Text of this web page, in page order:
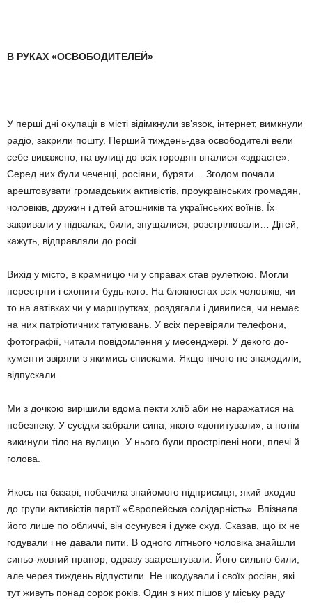
В РУКАХ «ОСВОБОДИТЕЛЕЙ»
У перші дні окупації в місті відім­кнули зв’язок, інтернет, вимкнули
радіо, закрили пошту. Перший тиж­день-два освободителі вели
себе виважено, на вулиці до всіх горо­дян віталися «здрасте».
Серед них були чеченці, росіяни, буряти… Зго­дом почали
арештовувати громад­ських активістів, проукраїн­ських громадян,
чоловіків, дружин і дітей атошників та українських воїнів. Їх
закривали у підвалах, били, зну­щалися, роз­стрі­лювали… Дітей,
кажуть, відправляли до росії.
Вихід у місто, в крам­ницю чи у справах став рулеткою. Могли
пере­стріти і схо­пи­ти будь-кого. На блок­постах всіх чоловіків, чи
то на ав­тівках чи у маршрутках, роздяга­ли і дивилися, чи немає
на них пат­ріотичних татую­вань. У всіх пере­віряли теле­фони,
фотографії, читали повідомлення у ме­сенджері. У декого до­
кументи звіряли з яки­­­­­­мись списками. Як­що нічого не зна­ходили,
відпускали.
Ми з дочкою виріши­ли вдома пекти хліб аби не наражатися на
не­без­пеку. У сусідки заб­ра­ли сина, якого «допи­тували», а потім
вики­нули тіло на вулицю. У нього були прострілені ноги, плечі й
голова.
Якось на базарі, по­ба­чила зна­йомого під­при­ємця, який входив
до групи активістів пар­тії «Євро­пейська солідарність». Впізнала
його лише по обличчі, він осунувся і дуже схуд. Сказав, що їх не
году­вали і не давали пити. В од­но­го літнього чоловіка знайшли
синьо-жовтий прапор, одразу за­арешту­вали. Його сильно били,
але через тиждень відпустили. Не шкодували і своїх росіян, які
тут живуть понад сорок років. Один з них пішов у міську раду